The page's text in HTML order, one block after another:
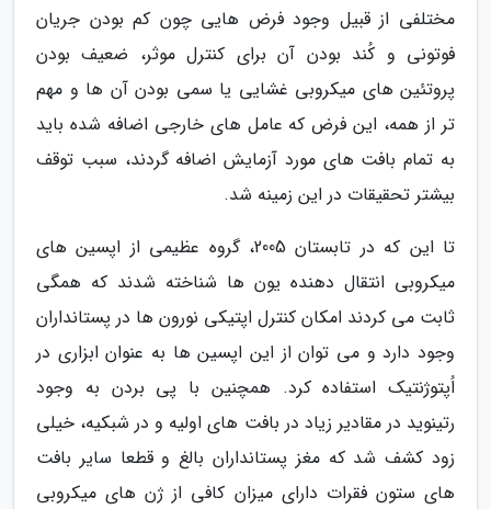
مختلفی از قبیل وجود فرض هایی چون کم بودن جریان
فوتونی و کُند بودن آن برای کنترل موثر، ضعیف بودن
پروتئین های میکروبی غشایی یا سمی بودن آن ها و مهم
تر از همه، این فرض که عامل های خارجی اضافه شده باید
به تمام بافت های مورد آزمایش اضافه گردند، سبب توقف
بیشتر تحقیقات در این زمینه شد.
تا این که در تابستان 2005، گروه عظیمی از اپسین های
میکروبی انتقال دهنده یون ها شناخته شدند که همگی
ثابت می کردند امکان کنترل اپتیکی نورون ها در پستانداران
وجود دارد و می توان از این اپسین ها به عنوان ابزاری در
اُپتوژنتیک استفاده کرد. همچنین با پی بردن به وجود
رتینوید در مقادیر زیاد در بافت های اولیه و در شبکیه، خیلی
زود کشف شد که مغز پستانداران بالغ و قطعا سایر بافت
های ستون فقرات دارای میزان کافی از ژن های میکروبی